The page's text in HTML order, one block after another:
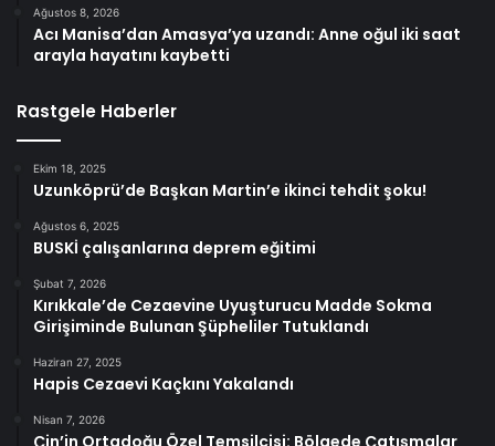
Ağustos 8, 2026
Acı Manisa’dan Amasya’ya uzandı: Anne oğul iki saat
arayla hayatını kaybetti
Rastgele Haberler
Ekim 18, 2025
Uzunköprü’de Başkan Martin’e ikinci tehdit şoku!
Ağustos 6, 2025
BUSKİ çalışanlarına deprem eğitimi
Şubat 7, 2026
Kırıkkale’de Cezaevine Uyuşturucu Madde Sokma
Girişiminde Bulunan Şüpheliler Tutuklandı
Haziran 27, 2025
Hapis Cezaevi Kaçkını Yakalandı
Nisan 7, 2026
Çin’in Ortadoğu Özel Temsilcisi: Bölgede Çatışmalar